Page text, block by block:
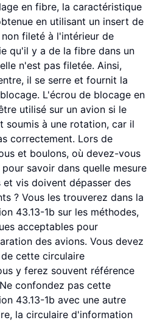
en fibre, la caractéristique
en utilisant un insert de
fileté à l'intérieur de
qu'il y a de la fibre dans un
n'est pas filetée. Ainsi,
il se serre et fournit la
L'écrou de blocage en
utilisé sur un avion si le
soumis à une rotation, car il
correctement. Lors de
et boulons, où devez-vous
savoir dans quelle mesure
et vis doivent dépasser des
? Vous les trouverez dans la
43.13-1b sur les méthodes,
acceptables pour
des avions. Vous devez
cette circulaire
y ferez souvent référence
confondez pas cette
43.13-1b avec une autre
la circulaire d'information